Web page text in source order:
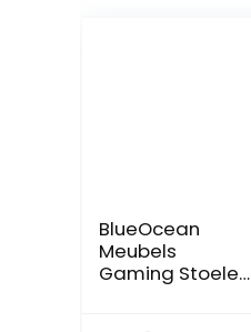
BlueOcean
Meubels
Gaming Stoelen